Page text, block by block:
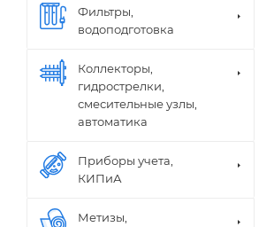
Фильтры,
водоподготовка
Коллекторы,
гидрострелки,
смесительные узлы,
автоматика
Приборы учета,
КИПиА
Метизы,